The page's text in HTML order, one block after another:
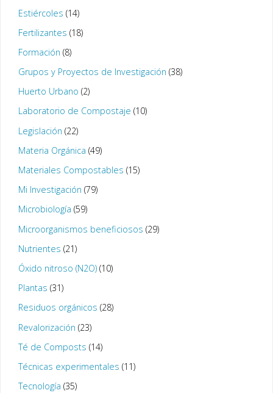
Estiércoles (14)
Fertilizantes (18)
Formación (8)
Grupos y Proyectos de Investigación (38)
Huerto Urbano (2)
Laboratorio de Compostaje (10)
Legislación (22)
Materia Orgánica (49)
Materiales Compostables (15)
Mi Investigación (79)
Microbiología (59)
Microorganismos beneficiosos (29)
Nutrientes (21)
Óxido nitroso (N2O)(10)
Plantas (31)
Residuos orgánicos (28)
Revalorización (23)
Té de Composts (14)
Técnicas experimentales (11)
Tecnología (35)